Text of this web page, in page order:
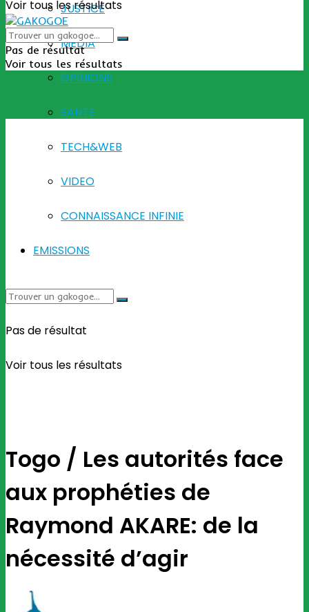
JUSTICE
MEDIA
OPINIONS
SANTE
TECH&WEB
VIDEO
CONNAISSANCE INFINIE
EMISSIONS
Pas de résultat
Voir tous les résultats
Voir tous les résultats
Pas de résultat
Voir tous les résultats
Togo / Les autorités face
aux prophéties de
Raymond AKARE: de la
nécessité d’agir